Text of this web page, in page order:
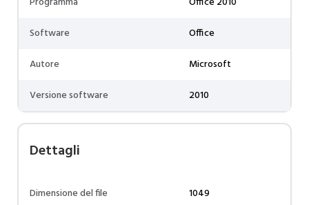
Software
Office
Autore
Microsoft
Versione software
2010
Dettagli
Dimensione del file
1049